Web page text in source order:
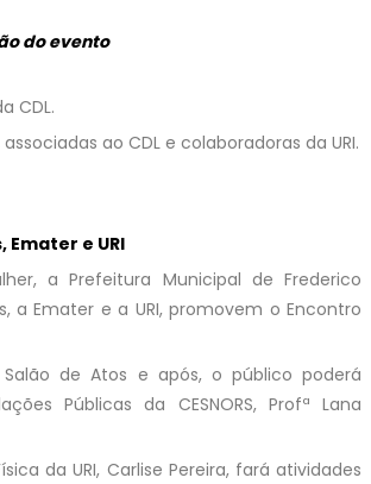
do evento
CDL.
ao CDL e colaboradoras da URI.
e URI
a Prefeitura Municipal de Frederico
a Emater e a URI, promovem o Encontro
de Atos e após, o público poderá
Públicas da CESNORS, Profª Lana
da URI, Carlise Pereira, fará atividades